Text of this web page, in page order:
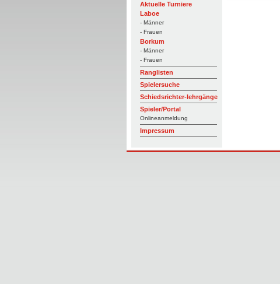
Aktuelle Turniere
Laboe
- Männer
- Frauen
Borkum
- Männer
- Frauen
Ranglisten
Spielersuche
Schiedsrichter-lehrgänge
Spieler/Portal
Onlineanmeldung
Impressum